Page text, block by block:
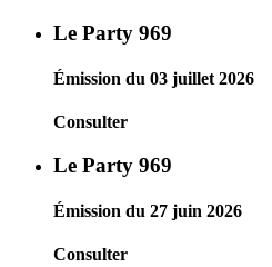
Le Party 969
Émission du 03 juillet 2026
Consulter
Le Party 969
Émission du 27 juin 2026
Consulter